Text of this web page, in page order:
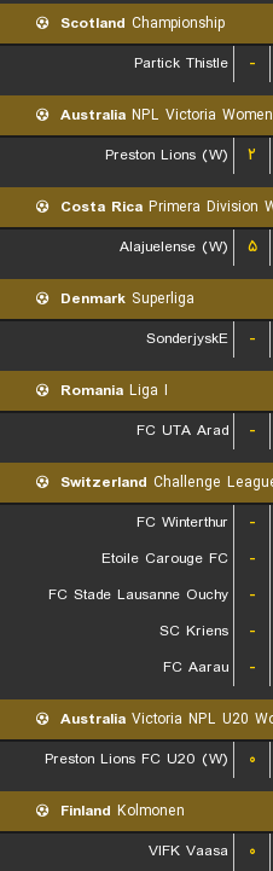
Scotland Championship
Partick Thistle
-
Australia NPL Victoria Women
Preston Lions (W)
۲
Costa Rica Primera Division
Alajuelense (W)
۵
Denmark Superliga
SonderjyskE
-
Romania Liga I
FC UTA Arad
-
Switzerland Challenge
FC Winterthur
-
Etoile Carouge FC
-
FC Stade Lausanne Ouchy
-
SC Kriens
-
FC Aarau
-
Australia Victoria NPL U20
Preston Lions FC U20 (W)
۰
Finland Kolmonen
VIFK Vaasa
۰